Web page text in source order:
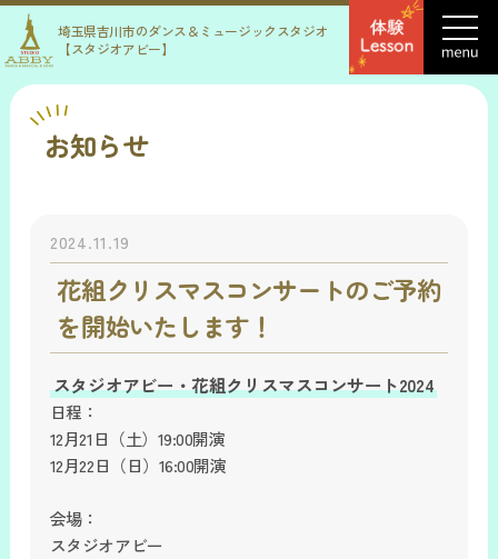
埼玉県吉川市のダンス＆ミュージックスタジオ
【スタジオアビー】
お知らせ
2024.11.19
花組クリスマスコンサートのご予約
を開始いたします！
スタジオアビー・花組クリスマスコンサート2024
日程：
12月21日（土）19:00開演
12月22日（日）16:00開演
会場：
スタジオアビー